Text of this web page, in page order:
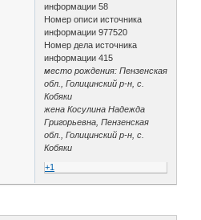
информации 58
Номер описи источника
информации 977520
Номер дела источника
информации 415
место рождения: Пензенская
обл., Голицинский р-н, с.
Кобяки
жена Косулина Надежда
Григорьевна, Пензенская
обл., Голицинский р-н, с.
Кобяки
+1